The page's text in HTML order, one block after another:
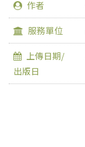
作者
服務單位
上傳日期/
出版日